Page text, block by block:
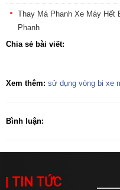
Thay Má Phanh Xe Máy Hết
Phanh
Chia sẻ bài viết:
Xem thêm: sử dụng vòng bi xe
Bình luận:
TIN TỨC